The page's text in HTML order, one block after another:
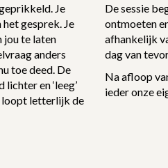
Je
gesprek. Je
jou te laten
anders
toe deed. De
en ‘leeg’
loopt letterlijk de
De sessie
ontmoeten
afhankelijk
dag van
Na afloop
ieder onze